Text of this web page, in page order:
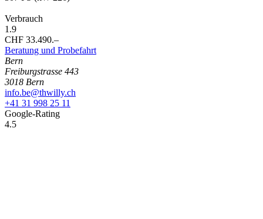
Verbrauch
1.9
CHF 33.490.–
Beratung und Probefahrt
Bern
Freiburgstrasse 443
3018 Bern
info.be@thwilly.ch
+41 31 998 25 11
Google-Rating
4.5